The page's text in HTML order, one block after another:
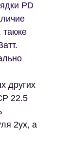
PD
также
других
22.5
2ух, а